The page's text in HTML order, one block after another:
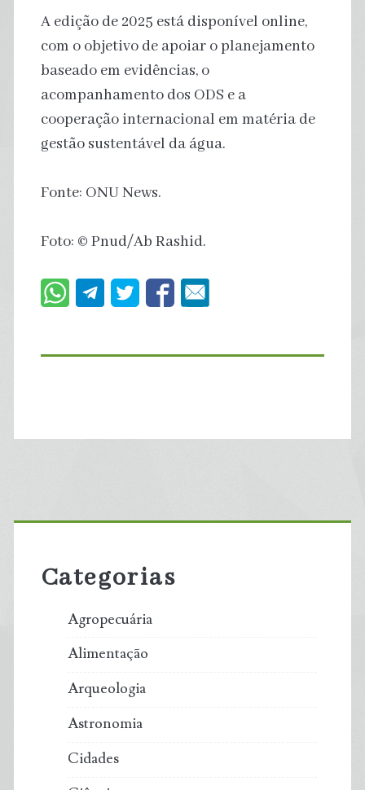
A edição de 2025 está disponível online,
com o objetivo de apoiar o planejamento
baseado em evidências, o
acompanhamento dos ODS e a
cooperação internacional em matéria de
gestão sustentável da água.
Fonte: ONU News.
Foto: © Pnud/Ab Rashid.
Primary
Sidebar
Categorias
Agropecuária
Alimentação
Arqueologia
Astronomia
Cidades